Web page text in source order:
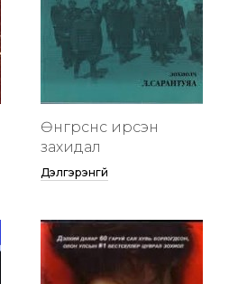
Өнгөрснөөс ирсэн
захидал
Дэлгэрэнгүй